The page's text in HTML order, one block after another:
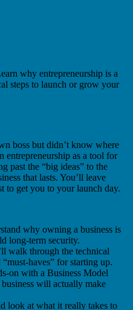
why entrepreneurship is a
steps to launch or grow your
boss but didn’t know where
entrepreneurship as a tool for
past the “big ideas” to the
that lasts. You’ll leave
to get you to your launch day.
why owning a business is
long-term security.
walk through the technical
haves” for starting up.
on with a Business Model
will actually make
look at what it really takes to